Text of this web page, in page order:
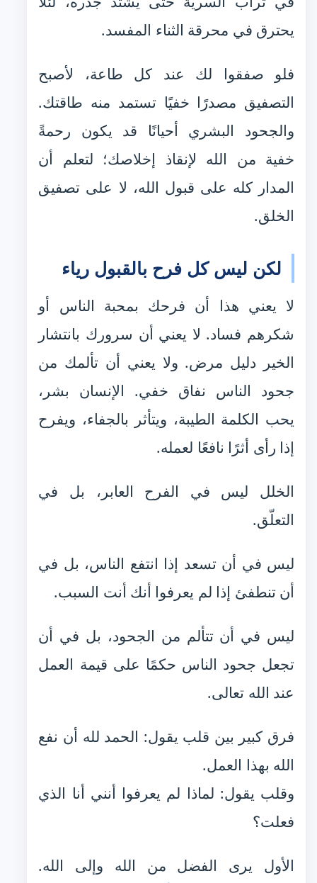
يحترق في محرقة الثناء المفسد.
فلو صفقوا لك عند كل طاعة، لأصبح
التصفيق مصدرًا خفيًا تستمد منه طاقتك.
والجحود البشري أحيانًا قد يكون رحمةً
خفية من الله لإنقاذ إخلاصك؛ لتعلم أن
المدار كله على قبول الله، لا على تصفيق
الخلق.
لكن ليس كل فرح بالقبول رياء
لا يعني هذا أن فرحك بمحبة الناس أو
شكرهم فساد. لا يعني أن سرورك بانتشار
الخير دليل مرض. ولا يعني أن تألمك من
جحود الناس نفاق خفي. الإنسان بشر،
يحب الكلمة الطيبة، ويتأثر بالجفاء، ويفرح
إذا رأى أثرًا نافعًا لعمله.
الخلل ليس في الفرح العابر، بل في
التعلّق.
ليس في أن تسعد إذا انتفع الناس، بل في
أن تنطفئ إذا لم يعرفوا أنك أنت السبب.
ليس في أن تتألم من الجحود، بل في أن
تجعل جحود الناس حكمًا على قيمة العمل
عند الله تعالى.
فرق كبير بين قلب يقول: الحمد لله أن نفع
الله بهذا العمل.
وقلب يقول: لماذا لم يعرفوا أنني أنا الذي
فعلت؟
الأول يرى الفضل من الله وإلى الله.